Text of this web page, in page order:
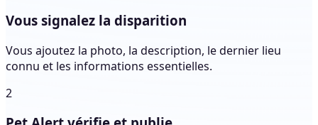
Vous signalez la disparition
Vous ajoutez la photo, la description, le dernier lieu
connu et les informations essentielles.
2